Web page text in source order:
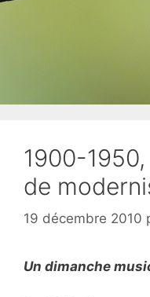
1900-
de
19 décembre 2010
Un dimanche